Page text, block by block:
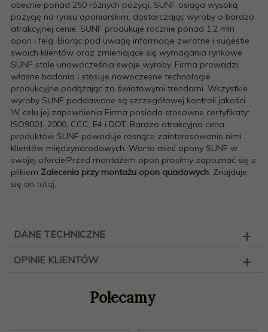
obecnie ponad 250 różnych pozycji. SUNF osiąga wysoką
pozycję na rynku oponiarskim, dostarczając wyroby o bardzo
atrakcyjnej cenie. SUNF produkuje rocznie ponad 1,2 mln
opon i felg. Biorąc pod uwagę informacje zwrotne i sugestie
swoich klientów oraz zmieniające się wymagania rynkowe
SUNF stale unowocześnia swoje wyroby. Firma prowadzi
własne badania i stosuje nowoczesne technologie
produkcyjne podążając za światowymi trendami. Wszystkie
wyroby SUNF poddawane są szczegółowej kontroli jakości.
W celu jej zapewnienia Firma posiada stosowne certyfikaty:
ISO9001-2000, CCC, E4 i DOT. Bardzo atrakcyjna cena
produktów SUNF powoduje rosnące zainteresowanie nimi
klientów międzynarodowych. Warto mieć opony SUNF w
swojej ofercie!Przed montażem opon prosimy zapoznać się z
plikiem Zalecenia przy montażu opon quadowych. Znajduje
się on tutaj.
DANE TECHNICZNE
OPINIE KLIENTÓW
Polecamy